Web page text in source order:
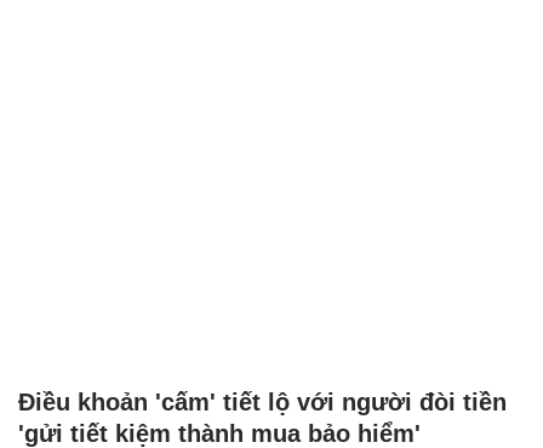
Điều khoản 'cấm' tiết lộ với người đòi tiền
'gửi tiết kiệm thành mua bảo hiểm'